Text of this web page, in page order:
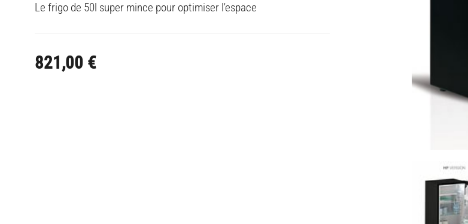
Le frigo de 50l super mince pour optimiser l'espace
821,00 €